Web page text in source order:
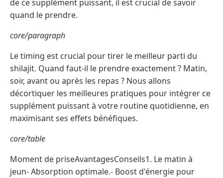
de ce supplément puissant, il est crucial de savoir
quand le prendre.
core/paragraph
Le timing est crucial pour tirer le meilleur parti du
shilajit. Quand faut-il le prendre exactement ? Matin,
soir, avant ou après les repas ? Nous allons
décortiquer les meilleures pratiques pour intégrer ce
supplément puissant à votre routine quotidienne, en
maximisant ses effets bénéfiques.
core/table
Moment de priseAvantagesConseils1. Le matin à
jeun- Absorption optimale.- Boost d'énergie pour